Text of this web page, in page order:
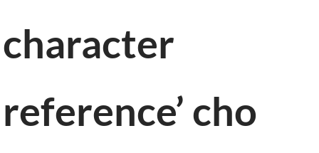
character
reference’ cho